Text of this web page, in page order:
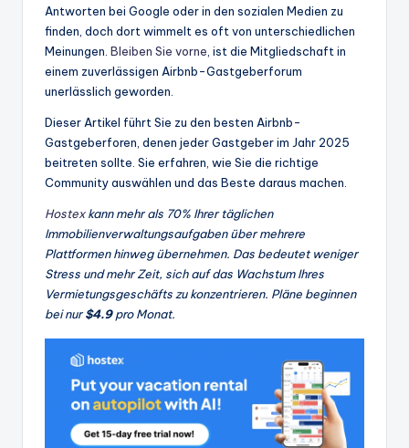
Antworten bei Google oder in den sozialen Medien zu
finden, doch dort wimmelt es oft von unterschiedlichen
Meinungen. Bleiben Sie vorne , ist die Mitgliedschaft in
einem zuverlässigen Airbnb-Gastgeberforum
unerlässlich geworden.
Dieser Artikel führt Sie zu den besten Airbnb-
Gastgeberforen, denen jeder Gastgeber im Jahr 2025
beitreten sollte. Sie erfahren, wie Sie die richtige
Community auswählen und das Beste daraus machen.
Hostexkann mehr als 70% Ihrer täglichen
Immobilienverwaltungsaufgaben über mehrere
Plattformen hinweg übernehmen. Das bedeutet weniger
Stress und mehr Zeit, sich auf das Wachstum Ihres
Vermietungsgeschäfts zu konzentrieren. Pläne beginnen
bei nur$4.9pro Monat.